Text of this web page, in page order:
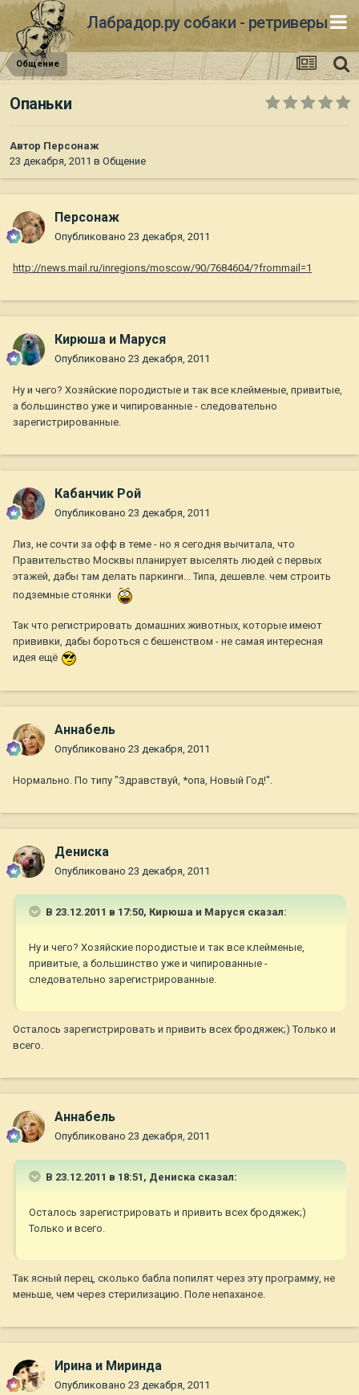
Лабрадор.ру собаки - ретриверы
Общение
Опаньки
Автор Персонаж
23 декабря, 2011 в Общение
Персонаж
Опубликовано 23 декабря, 2011
http://news.mail.ru/inregions/moscow/90/7684604/?frommail=1
Кирюша и Маруся
Опубликовано 23 декабря, 2011
Ну и чего? Хозяйские породистые и так все клейменые, привитые,
а большинство уже и чипированные - следовательно
зарегистрированные.
Кабанчик Рой
Опубликовано 23 декабря, 2011
Лиз, не сочти за офф в теме - но я сегодня вычитала, что
Правительство Москвы планирует выселять людей с первых
этажей, дабы там делать паркинги... Типа, дешевле. чем строить
подземные стоянки
Так что регистрировать домашних животных, которые имеют
прививки, дабы бороться с бешенством - не самая интересная
идея ещё
Aннaбель
Опубликовано 23 декабря, 2011
Нормально. По типу "Здравствуй, *опа, Новый Год!".
Дениска
Опубликовано 23 декабря, 2011
В 23.12.2011 в 17:50, Кирюша и Маруся сказал:
Ну и чего? Хозяйские породистые и так все клейменые,
привитые, а большинство уже и чипированные -
следовательно зарегистрированные.
Осталось зарегистрировать и привить всех бродяжек;) Только и
всего.
Aннaбель
Опубликовано 23 декабря, 2011
В 23.12.2011 в 18:51, Дениска сказал:
Осталось зарегистрировать и привить всех бродяжек;)
Только и всего.
Так ясный перец, сколько бабла попилят через эту программу, не
меньше, чем через стерилизацию. Поле непаханое.
Ирина и Миринда
Опубликовано 23 декабря, 2011